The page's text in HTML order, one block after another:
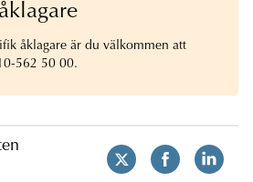
åklagare är du välkommen att
562 50 00.